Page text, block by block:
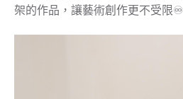
架的作品，讓藝術創作更不受限♾️️